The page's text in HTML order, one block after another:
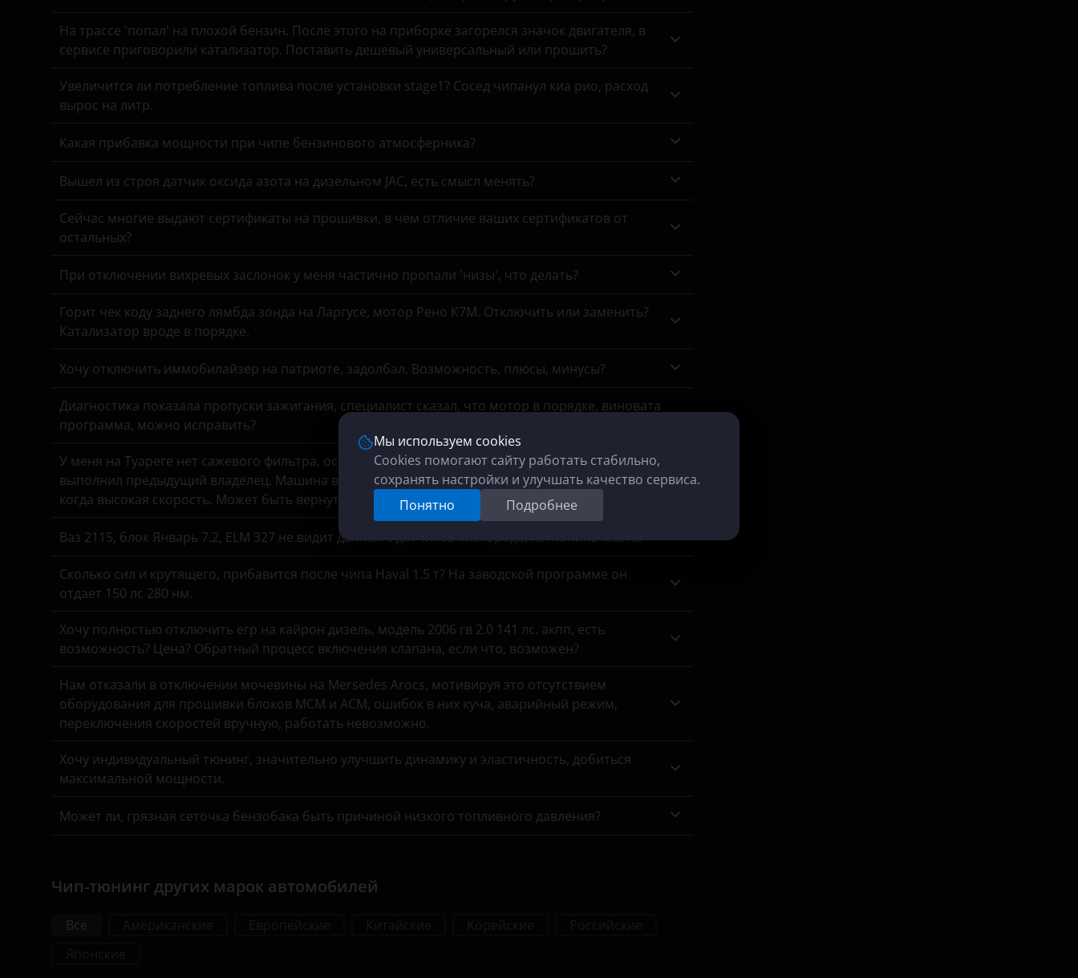
Мы используем cookies
Cookies помогают сайту работать стабильно,
сохранять настройки и улучшать качество сервиса.
Понятно
Подробнее
Ford
GAC
Geely
Haval
Hawtai
Hummer
Hyundai
JAC
Jeep
Kaiyi
KIA
Land Rover
Lifan
Mazda
Mercedes
MINI
Opel
Peugeot
На трассе 'попал' на плохой бензин. После этого на приборке загорелся значок двигателя, в
сервисе приговорили катализатор. Поставить дешевый универсальный или прошить?
Увеличится ли потребление топлива после установки stage1? Сосед чипанул киа рио, расход
вырос на литр.
Какая прибавка мощности при чипе бензинового атмосферника?
Вышел из строя датчик оксида азота на дизельном JAC, есть смысл менять?
Сейчас многие выдают сертификаты на прошивки, в чем отличие ваших сертификатов от
остальных?
При отключении вихревых заслонок у меня частично пропали 'низы', что делать?
Горит чек коду заднего лямбда зонда на Ларгусе, мотор Рено К7М. Отключить или заменить?
Катализатор вроде в порядке.
Хочу отключить иммобилайзер на патриоте, задолбал. Возможность, плюсы, минусы?
Диагностика показала пропуски зажигания, специалист сказал, что мотор в порядке, виновата
программа, можно исправить?
У меня на Туареге нет сажевого фильтра, осмотр выхлопной системы показал, что удаление
выполнил предыдущий владелец. Машина все время коптит на форсаже, особенно на трассе,
когда высокая скорость. Может быть вернуть сажевый на место?
Ваз 2115, блок Январь 7.2, ELM 327 не видит данных с датчиков кислорода, хотяонина месте.
Сколько сил и крутящего, прибавится после чипа Haval 1.5 т? На заводской программе он
отдает 150 лс 280 нм.
Хочу полностью отключить егр на кайрон дизель, модель 2006 гв 2.0 141 лс. акпп, есть
возможность? Цена? Обратный процесс включения клапана, если что, возможен?
Нам отказали в отключении мочевины на Mersedes Arocs, мотивируя это отсутствием
оборудования для прошивки блоков MCM и ACM, ошибок в них куча, аварийный режим,
переключения скоростей вручную, работать невозможно.
Хочу индивидуальный тюнинг, значительно улучшить динамику и эластичность, добиться
максимальной мощности.
Может ли, грязная сеточка бензобака быть причиной низкого топливного давления?
Чип-тюнинг других марок автомобилей
Все